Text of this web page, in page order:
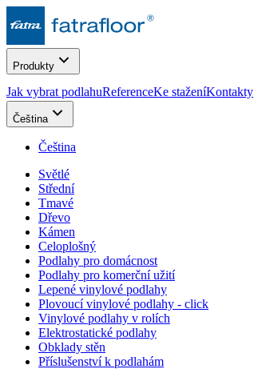
Produkty
Jak vybrat podlahuReferenceKe staženíKontakty
Čeština
Čeština
Světlé
Střední
Tmavé
Dřevo
Kámen
Celoplošný
Podlahy pro domácnost
Podlahy pro komerční užití
Lepené vinylové podlahy
Plovoucí vinylové podlahy - click
Vinylové podlahy v rolích
Elektrostatické podlahy
Obklady stěn
Příslušenství k podlahám